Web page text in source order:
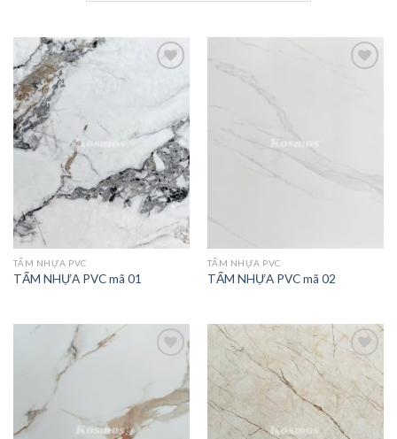
TẤM NHỰA PVC
TẤM NHỰA PVC mã 01
TẤM NHỰA PVC
TẤM NHỰA PVC mã 02